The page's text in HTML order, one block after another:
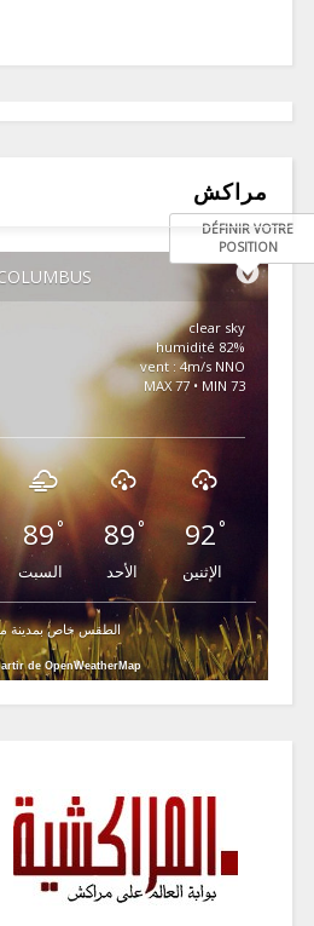
مراكش
DÉFINIR VOTRE
POSITION
clear sky
82% humidité
vent : 4m/s NNO
MAX 77 • MIN 73
89°
السبت
89°
الأحد
92°
الإثنين
الطقس خاص بمدينة
de OpenWeatherMap